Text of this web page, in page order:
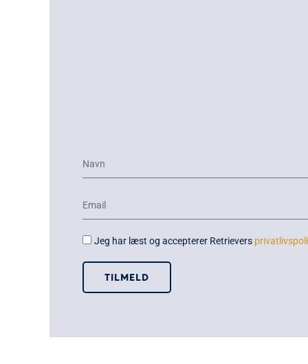
Jeg har læst og accepterer Retrievers
TILMELD